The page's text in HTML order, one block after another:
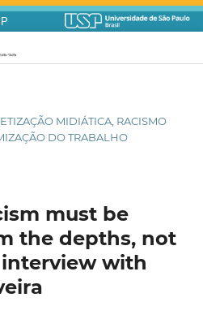
MIDIÁTICA, RACISMO
DO TRABALHO
must be
the depths, not
interview with